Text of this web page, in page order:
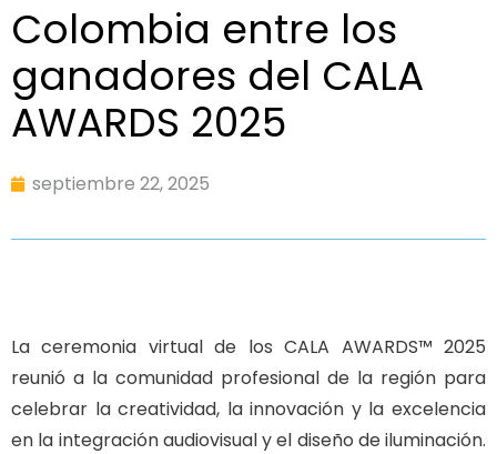
Colombia entre los
ganadores del CALA
AWARDS 2025
septiembre 22, 2025
La ceremonia virtual de los CALA AWARDS™ 2025
reunió a la comunidad profesional de la región para
celebrar la creatividad, la innovación y la excelencia
en la integración audiovisual y el diseño de iluminación.